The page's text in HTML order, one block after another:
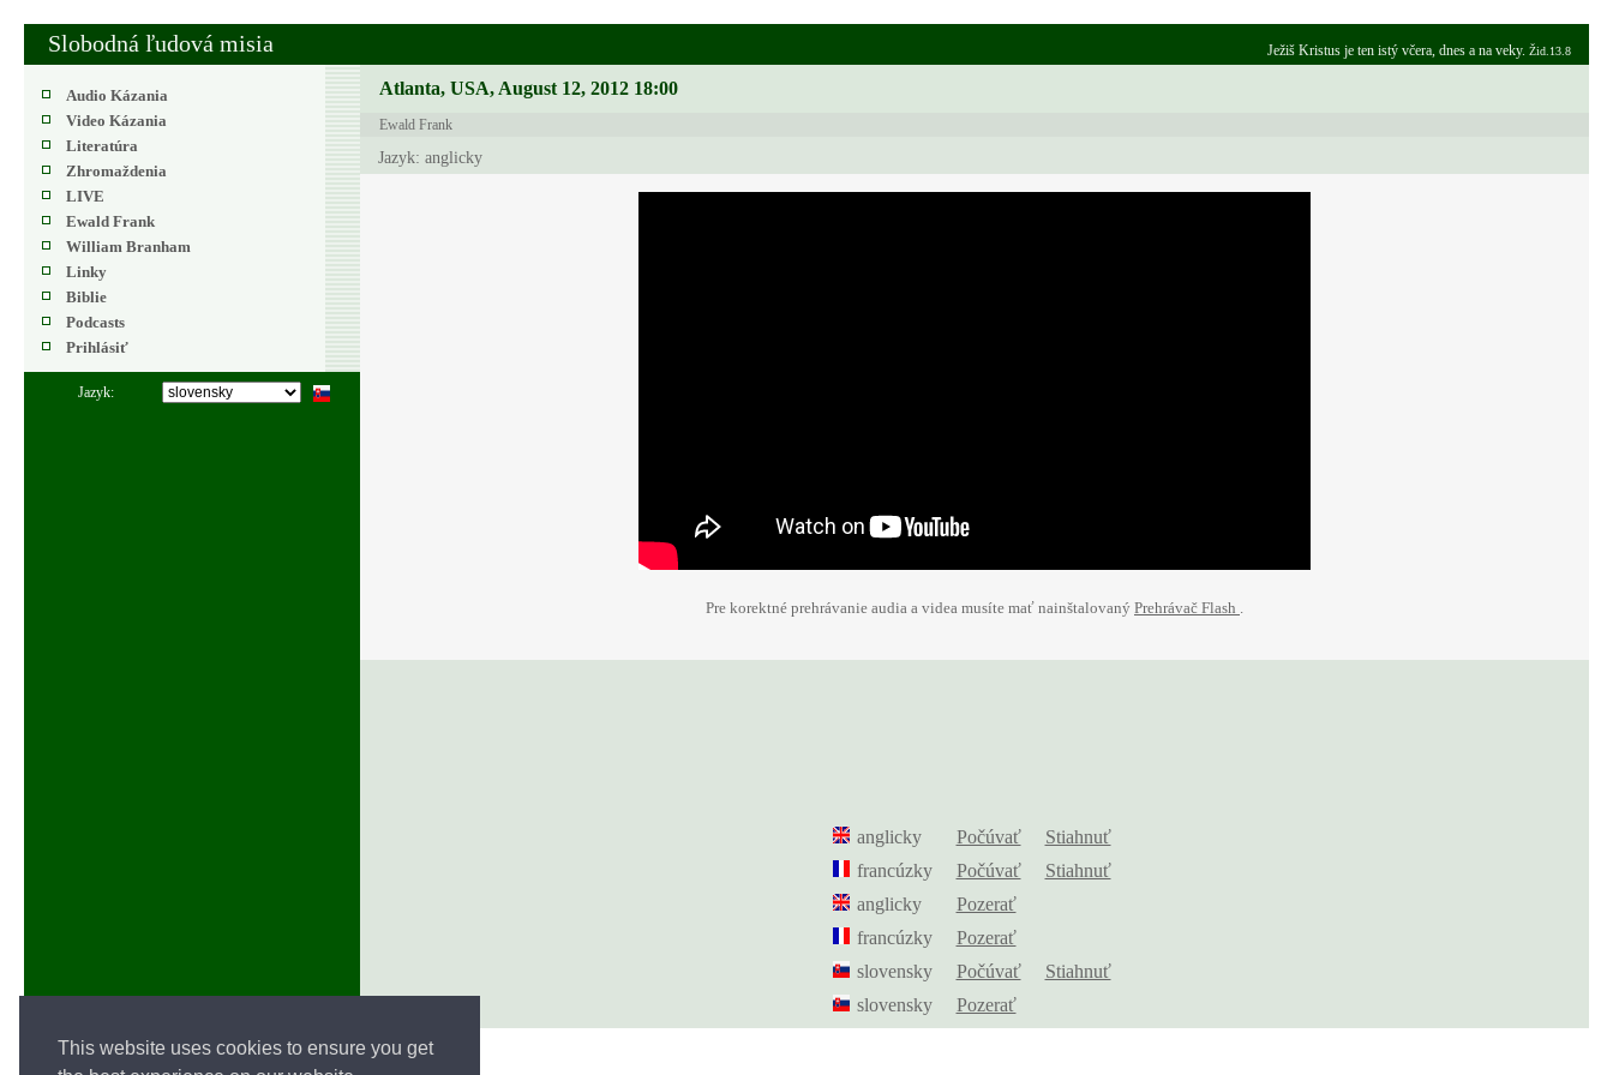
This website uses cookies to ensure you get
Slobodná ľudová misia Ježiš Kristus je ten istý včera, dnes a na veky. Žid.13.8
Audio Kázania
Video Kázania
Literatúra
Zhromaždenia
LIVE
Ewald Frank
William Branham
Linky
Biblie
Podcasts
Prihlásiť
Jazyk:
Atlanta, USA, August 12, 2012 18:00
Ewald Frank
Jazyk: anglicky
Pre korektné prehrávanie audia a videa musíte mať nainštalovaný Prehrávač Flash .
anglicky Počúvať
Stiahnuť
francúzky
Počúvať
Stiahnuť
anglicky
Pozerať
francúzky
Pozerať
slovensky
Počúvať
Stiahnuť
slovensky
Pozerať